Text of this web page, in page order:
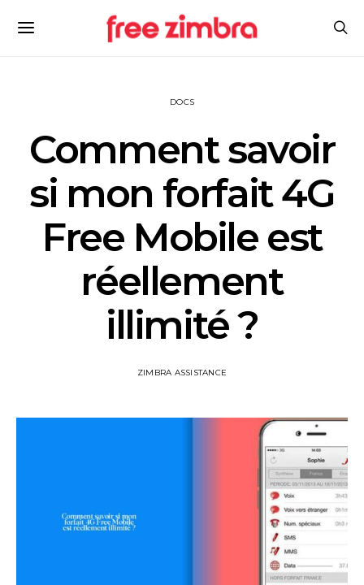
DOCS
Comment savoir
si mon forfait 4G
Free Mobile est
réellement
illimité ?
ZIMBRA ASSISTANCE